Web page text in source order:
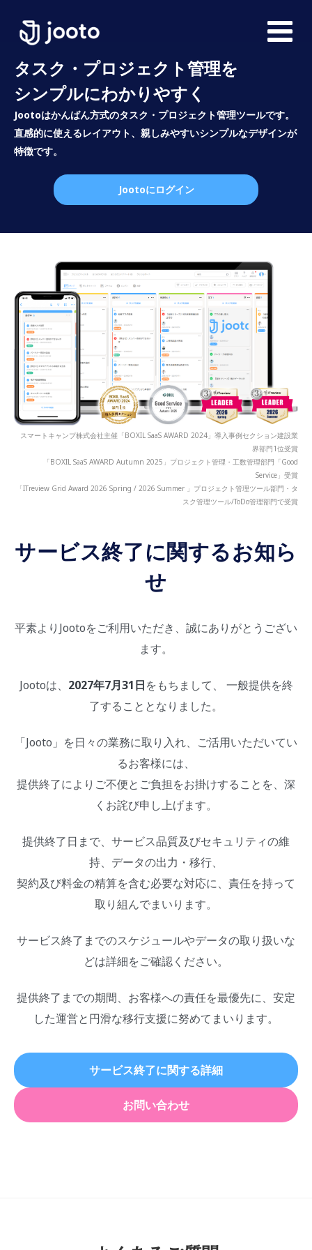
タスク・プロジェクト管理を
シンプルにわかりやすく
Jootoはかんばん方式のタスク・プロジェクト管理ツールです。
直感的に使えるレイアウト、親しみやすいシンプルなデザインが
特徴です。
Jootoにログイン
スマートキャンプ株式会社主催「BOXIL SaaS AWARD 2024」導入事例セクション建設業
界部門1位受賞
「BOXIL SaaS AWARD Autumn 2025」プロジェクト管理・工数管理部門「Good
Service」受賞
「ITreview Grid Award 2026 Spring / 2026 Summer 」プロジェクト管理ツール部門・タ
スク管理ツール/ToDo管理部門で受賞
サービス終了に関するお知ら
せ
平素よりJootoをご利用いただき、誠にありがとうござい
ます。
Jootoは、 2027年7月31日をもちまして、 一般提供を終
了することとなりました。
「Jooto」を日々の業務に取り入れ、ご活用いただいてい
るお客様には、
提供終了によりご不便とご負担をお掛けすることを、深
くお詫び申し上げます。
提供終了日まで、サービス品質及びセキュリティの維
持、データの出力・移行、
契約及び料金の精算を含む必要な対応に、責任を持って
取り組んでまいります。
サービス終了までのスケジュールやデータの取り扱いな
どは詳細をご確認ください。
提供終了までの期間、お客様への責任を最優先に、安定
した運営と円滑な移行支援に努めてまいります。
サービス終了に関する詳細
お問い合わせ